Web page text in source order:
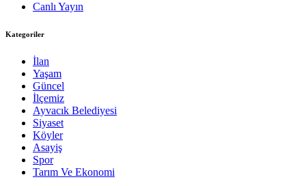
Canlı Yayın
Kategoriler
İlan
Yaşam
Güncel
İlçemiz
Ayvacık Belediyesi
Siyaset
Köyler
Asayiş
Spor
Tarım Ve Ekonomi